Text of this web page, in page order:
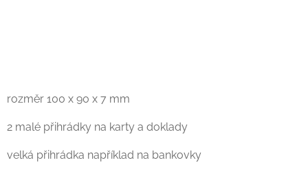
rozměr 100 x 90 x 7 mm
2 malé přihrádky na karty a doklady
velká přihrádka například na bankovky